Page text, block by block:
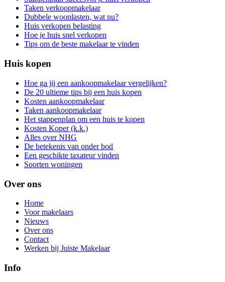
Taken verkoopmakelaar
Dubbele woonlasten, wat nu?
Huis verkopen belasting
Hoe je huis snel verkopen
Tips om de beste makelaar te vinden
Huis kopen
Hoe ga jij een aankoopmakelaar vergelijken?
De 20 ultieme tips bij een huis kopen
Kosten aankoopmakelaar
Taken aankoopmakelaar
Het stappenplan om een huis te kopen
Kosten Koper (k.k.)
Alles over NHG
De betekenis van onder bod
Een geschikte taxateur vinden
Soorten woningen
Over ons
Home
Voor makelaars
Nieuws
Over ons
Contact
Werken bij Juiste Makelaar
Info